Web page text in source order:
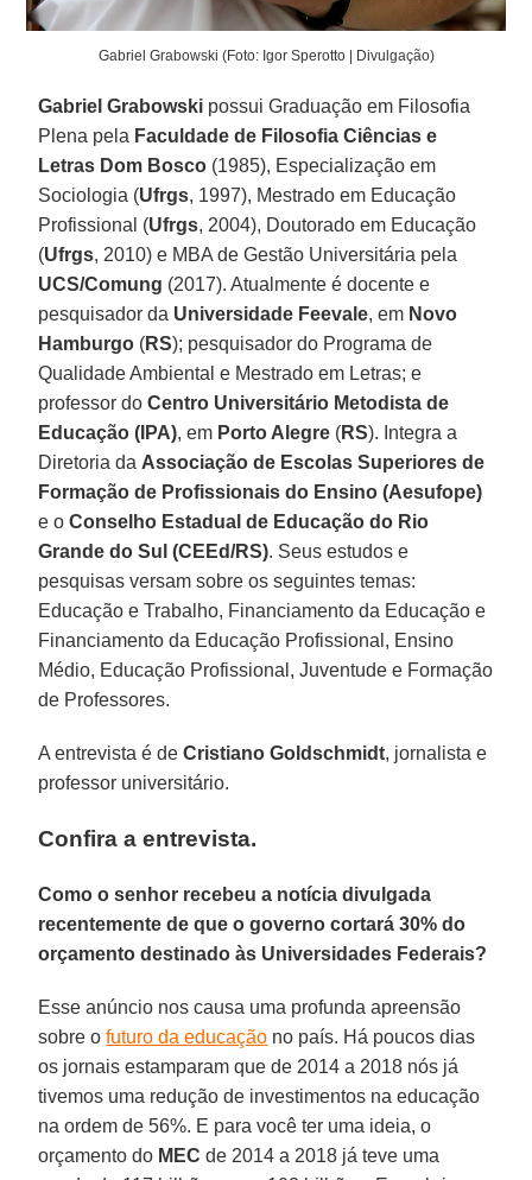
Gabriel Grabowski (Foto: Igor Sperotto | Divulgação)
Gabriel Grabowski possui Graduação em Filosofia
Plena pela Faculdade de Filosofia Ciências e
Letras Dom Bosco (1985), Especialização em
Sociologia (Ufrgs, 1997), Mestrado em Educação
Profissional (Ufrgs, 2004), Doutorado em Educação
(Ufrgs, 2010) e MBA de Gestão Universitária pela
UCS/Comung (2017). Atualmente é docente e
pesquisador da Universidade Feevale, em Novo
Hamburgo (RS); pesquisador do Programa de
Qualidade Ambiental e Mestrado em Letras; e
professor doCentro Universitário Metodista de
Educação (IPA), em Porto Alegre (RS). Integra a
Diretoria da Associação de Escolas Superiores de
Formação de Profissionais do Ensino (Aesufope)
e oConselho Estadual de Educação do Rio
Grande do Sul (CEEd/RS). Seus estudos e
pesquisas versam sobre os seguintes temas:
Educação e Trabalho, Financiamento da Educação e
Financiamento da Educação Profissional, Ensino
Médio, Educação Profissional, Juventude e Formação
de Professores.
A entrevista é deCristiano Goldschmidt, jornalista e
professor universitário.
Confira a entrevista.
Como o senhor recebeu a notícia divulgada
recentemente de que o governo cortará 30% do
orçamento destinado às Universidades Federais?
Esse anúncio nos causa uma profunda apreensão
sobre ofuturo da educação no país. Há poucos dias
os jornais estamparam que de 2014 a 2018 nós já
tivemos uma redução de investimentos na educação
na ordem de 56%. E para você ter uma ideia, o
orçamento do MEC de 2014 a 2018 já teve uma